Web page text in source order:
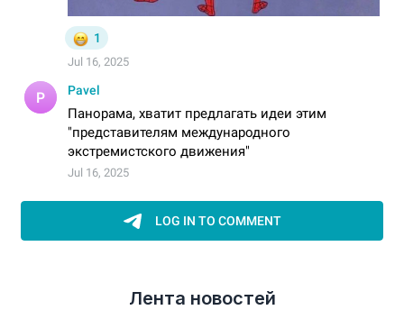
Лента новостей